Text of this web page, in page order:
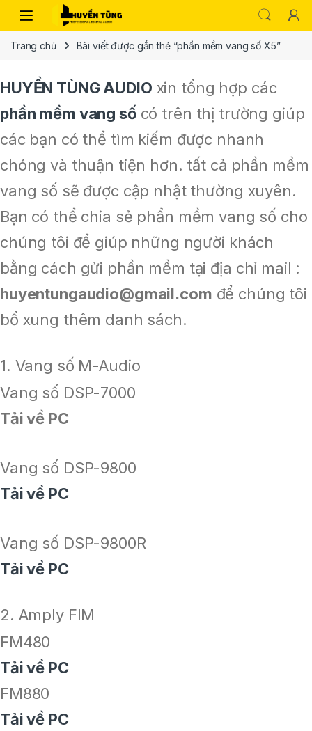
Trang chủ Bài viết được gắn thẻ “phần mềm vang số X5”
HUYỀN TÙNG AUDIO xin tổng hợp các
phần mềm vang sốcó trên thị trường giúp
các bạn có thể tìm kiếm được nhanh
chóng và thuận tiện hơn. tất cả phần mềm
vang số sẽ được cập nhật thường xuyên.
Bạn có thể chia sẻ phẩn mềm vang số cho
chúng tôi để giúp những người khách
bằng cách gửi phần mềm tại địa chỉ mail :
huyentungaudio@gmail.com để chúng tôi
bổ xung thêm danh sách.
1. Vang số M-Audio
Vang số DSP-7000
Tải về PC
Vang số DSP-9800
Tải về PC
Vang số DSP-9800R
Tải về PC
2. Amply FIM
FM480
Tải về PC
FM880
Tải về PC